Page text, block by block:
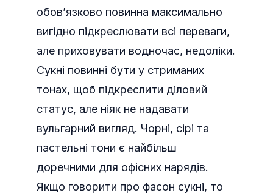
обов’язково повинна максимально
вигідно підкреслювати всі переваги,
але приховувати водночас, недоліки.
Сукні повинні бути у стриманих
тонах, щоб підкреслити діловий
статус, але ніяк не надавати
вульгарний вигляд. Чорні, сірі та
пастельні тони є найбільш
доречними для офісних нарядів.
Якщо говорити про фасон сукні, то